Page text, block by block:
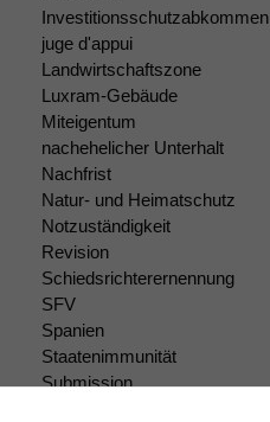
Investitionsschutzabkommen
juge d'appui
Landwirtschaftszone
Luxram-Gebäude
Miteigentum
nachehelicher Unterhalt
Nachfrist
Natur- und Heimatschutz
Notzuständigkeit
Revision
Schiedsrichterernennung
SFV
Spanien
Staatenimmunität
Submission